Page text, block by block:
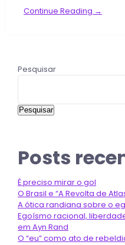
Continue Reading →
Pesquisar
Pesquisar
Posts
É preciso mirar o gol
O Brasil e “A Revolta de
A ótica randiana sobre o
Egoísmo racional,
em Ayn Rand
O “eu” como ato de